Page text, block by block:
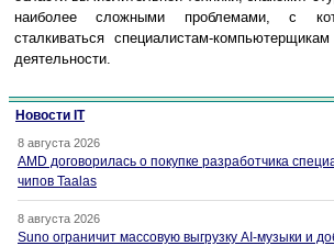
наиболее сложными проблемами, с
сталкиваться специалистам-
деятельности.
Новости IT
8 августа 2026
AMD договорилась о покупке разработчика
чипов Taalas
8 августа 2026
Suno ограничит массовую выгрузку AI-музыки и